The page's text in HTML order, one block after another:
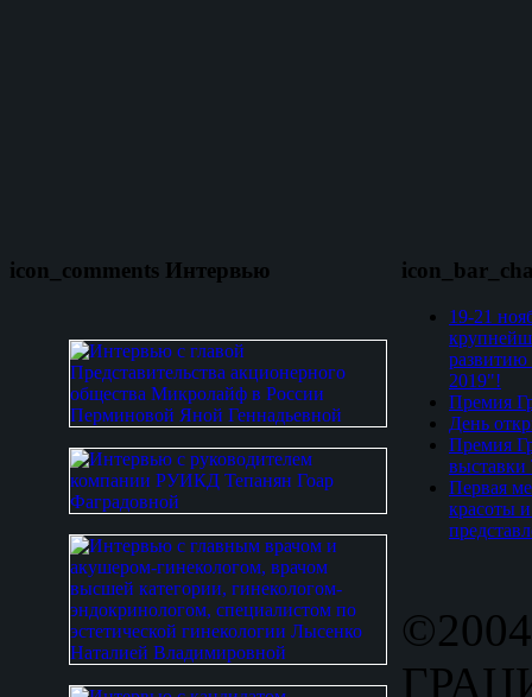
icon_comments Интервью
19-21
развитию
2019"!
Премия
День
Премия
Первая
красоты